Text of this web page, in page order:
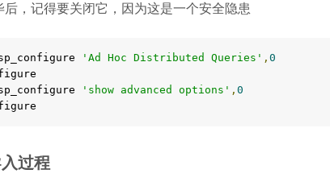
后，记得要关闭它，因为这是一个安全隐患
'Ad Hoc Distributed Queries' , 0
'show advanced options' , 0
过程